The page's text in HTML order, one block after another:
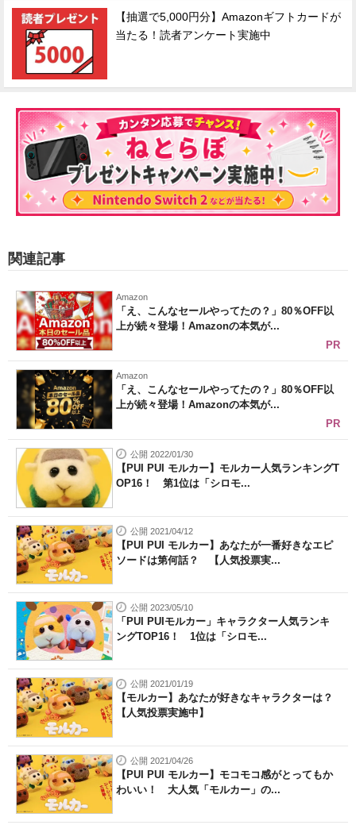
【抽選で5,000円分】Amazonギフトカードが
当たる！読者アンケート実施中
関連記事
Amazon
「え、こんなセールやってたの？」80％OFF以
上が続々登場！Amazonの本気が...
PR
Amazon
「え、こんなセールやってたの？」80％OFF以
上が続々登場！Amazonの本気が...
PR
公開 2022/01/30
【PUI PUI モルカー】モルカー人気ランキングT
OP16！ 第1位は「シロモ...
公開 2021/04/12
【PUI PUI モルカー】あなたが一番好きなエピ
ソードは第何話？ 【人気投票実...
公開 2023/05/10
「PUI PUIモルカー」キャラクター人気ランキ
ングTOP16！ 1位は「シロモ...
公開 2021/01/19
【モルカー】あなたが好きなキャラクターは？
【人気投票実施中】
公開 2021/04/26
【PUI PUI モルカー】モコモコ感がとってもか
わいい！ 大人気「モルカー」の...